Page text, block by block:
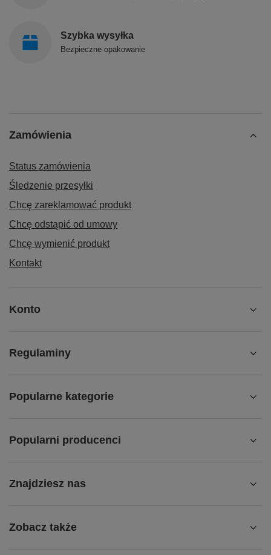
Szybka wysyłka
Bezpieczne opakowanie
Zamówienia
Status zamówienia
Śledzenie przesyłki
Chcę zareklamować produkt
Chcę odstąpić od umowy
Chcę wymienić produkt
Kontakt
Konto
Regulaminy
Popularne kategorie
Popularni producenci
Znajdziesz nas
Zobacz także